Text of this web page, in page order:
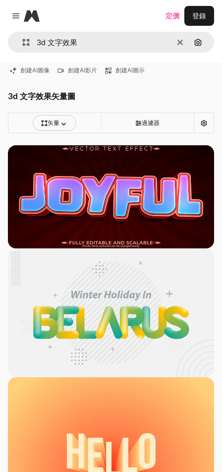
Close menu
Magnific
清除 通過圖
定價 登錄
創建AI圖像 創建AI影片 創建AI圖示
3d 文字效果矢量圖
矢量 過濾器